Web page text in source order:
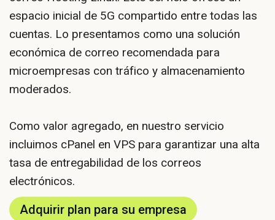
espacio inicial de 5G compartido entre todas las
cuentas. Lo presentamos como una solución
económica de correo recomendada para
microempresas con tráfico y almacenamiento
moderados.
Como valor agregado, en nuestro servicio
incluimos cPanel en VPS para garantizar una alta
tasa de entregabilidad de los correos
electrónicos.
Adquirir plan para su empresa